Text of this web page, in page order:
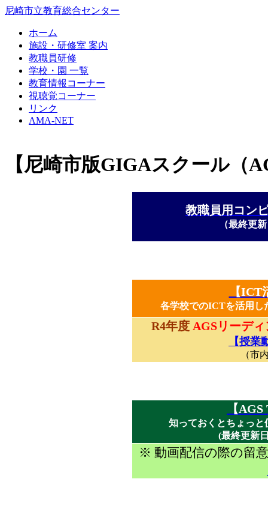
尼崎市立教育総合センター
ホーム
施設・研修室 案内
教職員研修
学校・園 一覧
教育情報コーナー
視聴覚コーナー
リンク
AMA-NET
【尼崎市版GIGAスクール（
教職員用コン
（最終更
【
各学校でのICTを活用し
R4年度 AGSリーデ
【授業
（市
【
知っておくとちょっ
(最終更新
※ 動画配信の際の留